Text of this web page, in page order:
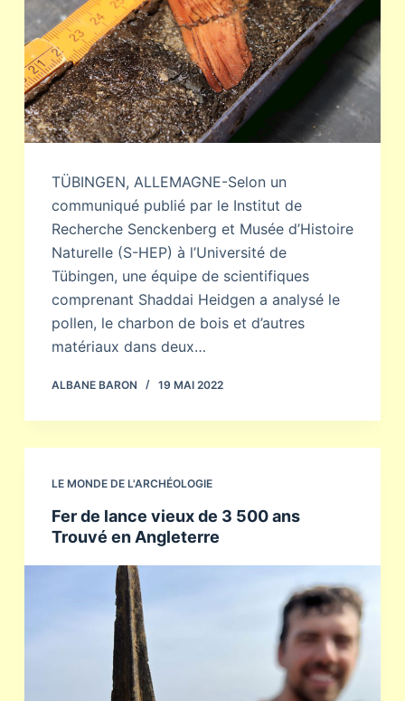
TÜBINGEN, ALLEMAGNE-Selon un
communiqué publié par le Institut de
Recherche Senckenberg et Musée d’Histoire
Naturelle (S-HEP) à l’Université de
Tübingen, une équipe de scientifiques
comprenant Shaddai Heidgen a analysé le
pollen, le charbon de bois et d’autres
matériaux dans deux…
ALBANE BARON 19 MAI 2022
LE MONDE DE L'ARCHÉOLOGIE
Fer de lance vieux de 3 500 ans
Trouvé en Angleterre